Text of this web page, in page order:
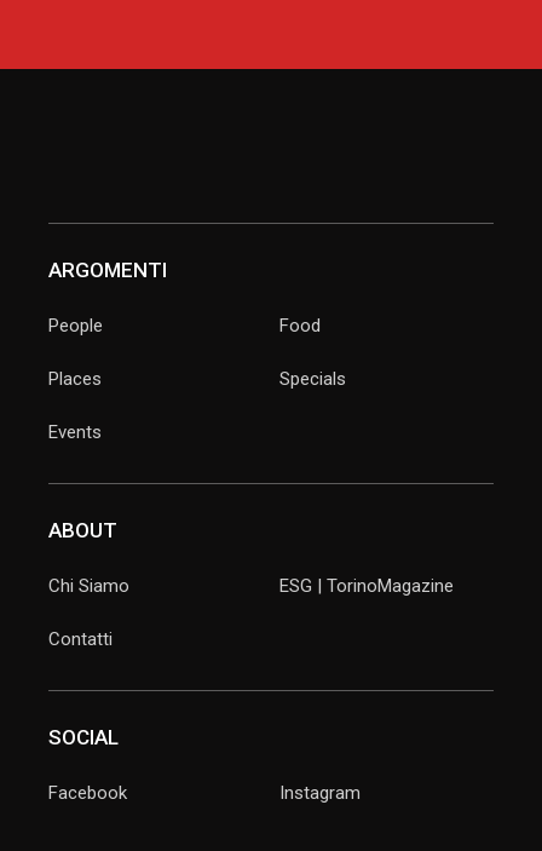
ARGOMENTI
People
Places
Events
Food
Specials
ABOUT
Chi Siamo
Contatti
ESG | TorinoMagazine
SOCIAL
Facebook Instagram